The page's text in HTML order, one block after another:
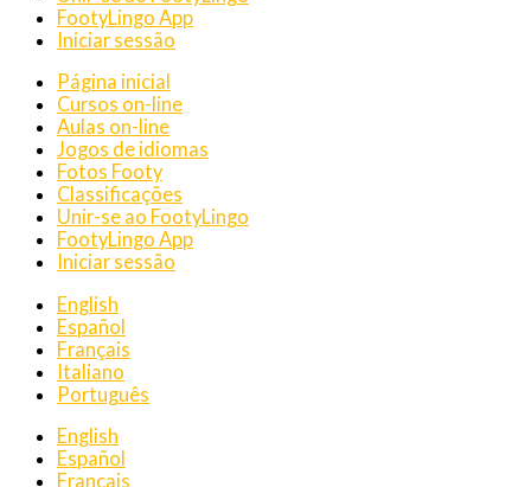
FootyLingo App
Iniciar sessão
Página inicial
Cursos on-line
Aulas on-line
Jogos de idiomas
Fotos Footy
Classificações
Unir-se ao FootyLingo
FootyLingo App
Iniciar sessão
English
Español
Français
Italiano
Português
English
Español
Français